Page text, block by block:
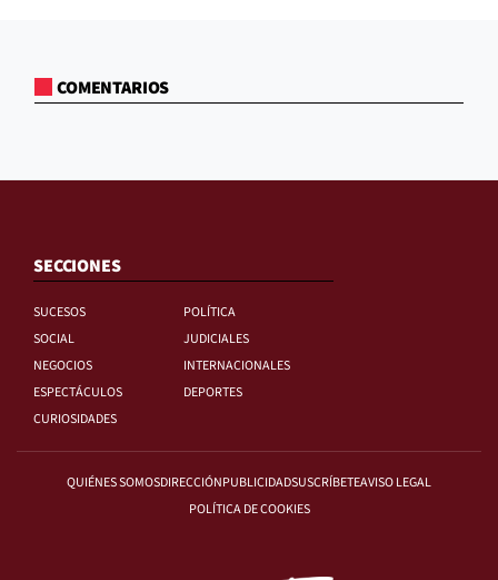
COMENTARIOS
SECCIONES
SUCESOS
POLÍTICA
SOCIAL
JUDICIALES
NEGOCIOS
INTERNACIONALES
ESPECTÁCULOS
DEPORTES
CURIOSIDADES
QUIÉNES SOMOSDIRECCIÓNPUBLICIDADSUSCRÍBETEAVISO LEGAL
POLÍTICA DE COOKIES